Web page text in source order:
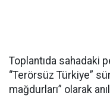
Toplantıda sahadaki
“Terörsüz Türkiye”
mağdurları” olarak